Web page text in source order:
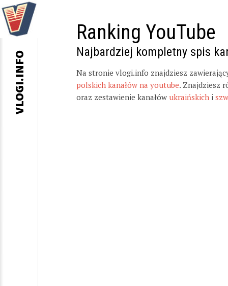
Ranking YouTube
Najbardziej kompletny spis
Na stronie vlogi.info znajdziesz
polskich kanałów na youtube. Znajdziesz
oraz zestawienie kanałów ukraińskich i
VLOGI.INFO